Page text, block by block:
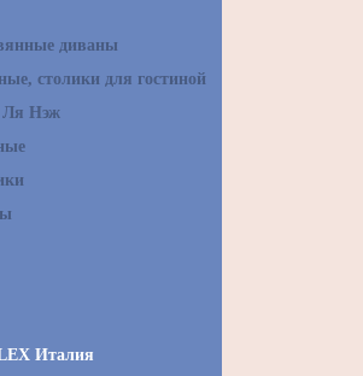
диваны
столики для гостиной
Ля Нэж
Италия